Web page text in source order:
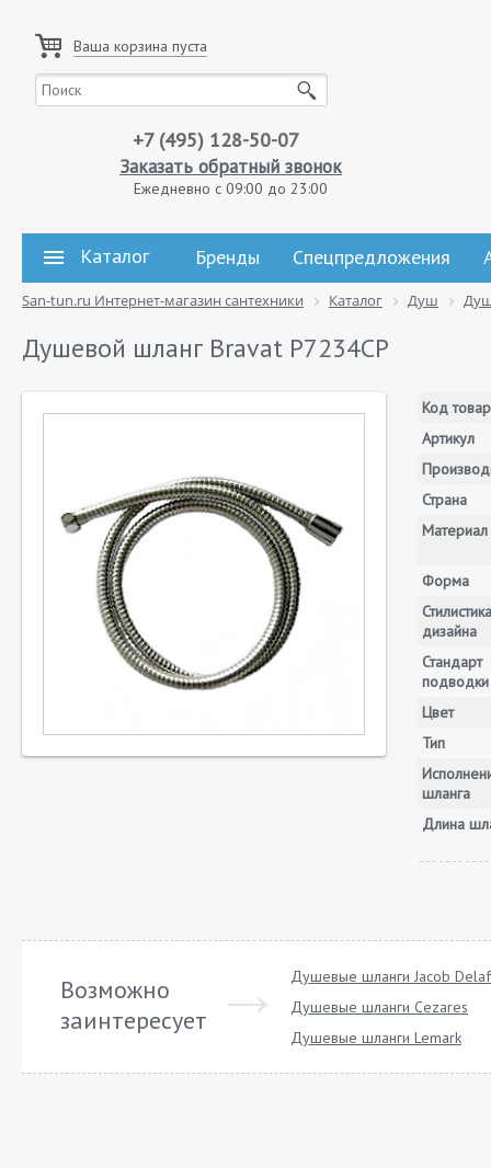
Ваша корзина пуста
+7 (495) 128-50-07
Заказать обратный звонок
Ежедневно с 09:00 до 23:00
Каталог Бренды Спецпредложения
San-tun.ru Интернет-магазин сантехники Каталог Душ
Душевой шланг Bravat P7234CP
Код
Артикул
Страна
Материал
Форма
Стилистика
дизайна
Стандарт
подводки
Цвет
Тип
шланга
Длина
Возможно
заинтересует
Душевые шланги Jacob
Душевые шланги Cezares
Душевые шланги Lemark